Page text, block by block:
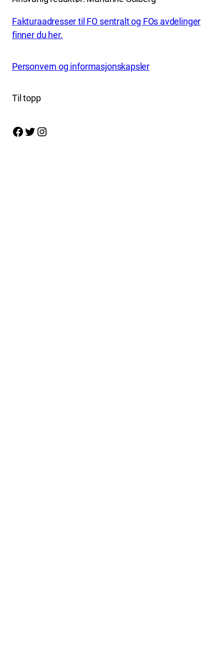
Fakturaadresser til FO sentralt og FOs avdelinger
finner du her.
Personvern og informasjonskapsler
Til topp
Facebook Twitter Instagram